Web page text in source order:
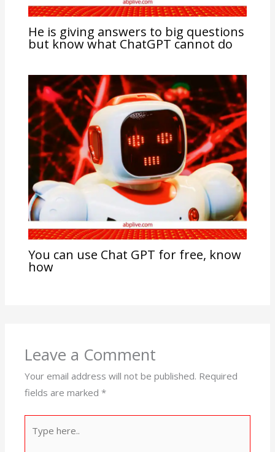
He is giving answers to big questions
but know what ChatGPT cannot do
You can use Chat GPT for free, know
how
Leave a Comment
Your email address will not be published. Required
fields are marked*
here..